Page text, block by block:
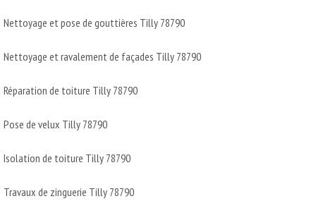
Nettoyage et pose de gouttières Tilly 78790
Nettoyage et ravalement de façades Tilly 78790
Réparation de toiture Tilly 78790
Pose de velux Tilly 78790
Isolation de toiture Tilly 78790
Travaux de zinguerie Tilly 78790